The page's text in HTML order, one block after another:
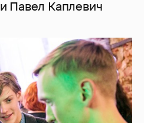
Павел Каплевич